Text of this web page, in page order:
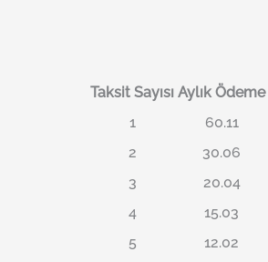
Taksit Sayısı Aylık Ödeme
1
60.11
2
30.06
3
20.04
4
15.03
5
12.02